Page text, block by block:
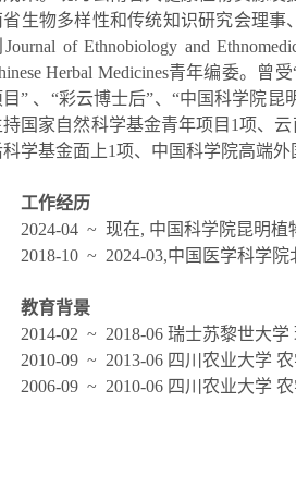
省生物多样性和传统知识研究会理事
Journal of Ethnobiology and
Herbal Medicines青年编委。曾
” 、“彩云博士后”、“中国科学院昆
持国家自然科学基金青年项目 1项、云
学基金面上1项、中国科学院高端外
工作经历
2024-04 ~ 现在, 中国科学院昆明植
2018-10 ~ 2024-03,中国医学科学院
教育背景
2014-02 ~ 2018-06 瑞士苏黎世大学
2010-09 ~ 2013-06 四川农业大学
2006-09 ~ 2010-06 四川农业大学